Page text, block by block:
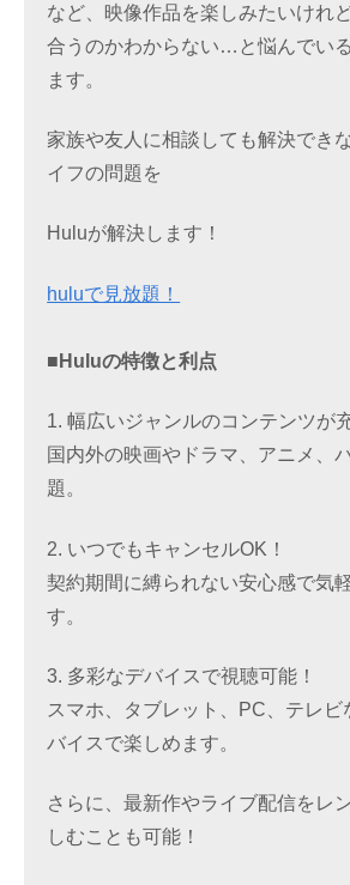
など、映像作品を楽しみたいけれ
合うのかわからない…と悩んでい
ます。
家族や友人に相談しても解決でき
イフの問題を
Huluが解決します！
huluで見放題！
■Huluの特徴と利点
1. 幅広いジャンルのコンテンツが
国内外の映画やドラマ、アニメ、
題。
2. いつでもキャンセルOK！
契約期間に縛られない安心感で気
す。
3. 多彩なデバイスで視聴可能！
スマホ、タブレット、PC、テレビ
バイスで楽しめます。
さらに、最新作やライブ配信をレ
しむことも可能！